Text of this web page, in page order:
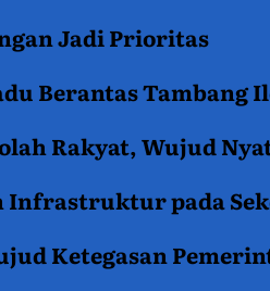
Jadi Prioritas
Berantas Tambang
Rakyat, Wujud
pada
Ketegasan